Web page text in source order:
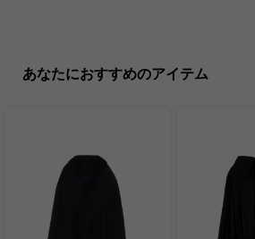
あなたにおすすめのアイテム